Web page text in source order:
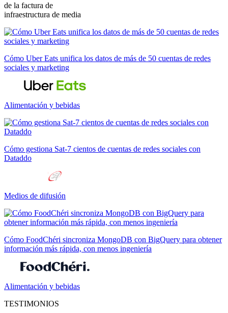
de la factura de
infraestructura de media
Cómo Uber Eats unifica los datos de más de 50 cuentas de redes
sociales y marketing
Alimentación y bebidas
Cómo gestiona Sat-7 cientos de cuentas de redes sociales con
Dataddo
Medios de difusión
Cómo FoodChéri sincroniza MongoDB con BigQuery para obtener
información más rápida, con menos ingeniería
Alimentación y bebidas
TESTIMONIOS